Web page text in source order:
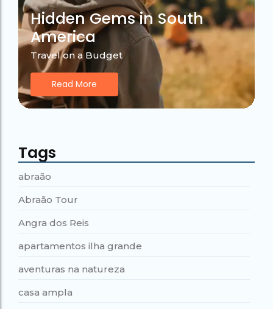
Hidden Gems in South
America
Travel on a Budget
Read More
Tags
abraão
Abraão Tour
Angra dos Reis
apartamentos ilha grande
aventuras na natureza
casa ampla